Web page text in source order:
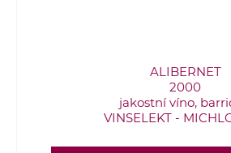
ALIBERNET
2000
jakostní víno,
VINSELEKT -